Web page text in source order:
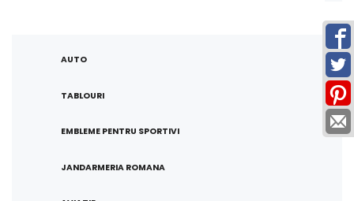
AUTO
TABLOURI
EMBLEME PENTRU SPORTIVI
JANDARMERIA ROMANA